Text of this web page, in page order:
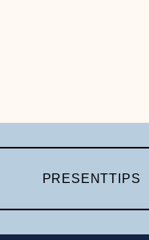
PRESENTTIPS